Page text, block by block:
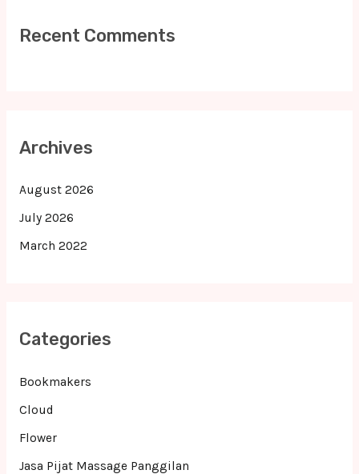
Recent Comments
Archives
August 2026
July 2026
March 2022
Categories
Bookmakers
Cloud
Flower
Jasa Pijat Massage Panggilan